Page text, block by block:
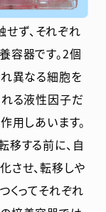
ず、それぞれ
容器です。2個
異なる細胞を
る液性因子だ
用しあいます。
する前に、自
させ、転移しや
くってそれぞれ